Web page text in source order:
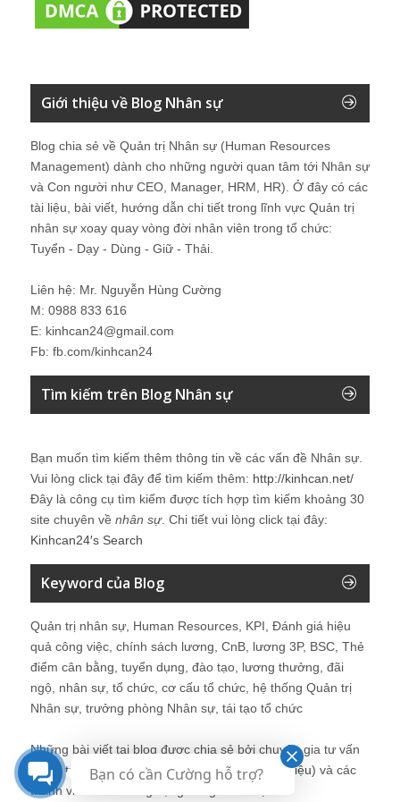
Giới thiệu về Blog Nhân sự
Blog chia sẻ về Quản trị Nhân sự (Human Resources
Management) dành cho những người quan tâm tới Nhân sự
và Con người như CEO, Manager, HRM, HR). Ở đây có các
tài liệu, bài viết, hướng dẫn chi tiết trong lĩnh vực Quản trị
nhân sự xoay quay vòng đời nhân viên trong tổ chức:
Tuyển - Dạy - Dùng - Giữ - Thải.
Liên hệ: Mr. Nguyễn Hùng Cường
M: 0988 833 616
E: kinhcan24@gmail.com
Fb: fb.com/kinhcan24
Tìm kiếm trên Blog Nhân sự
Bạn muốn tìm kiếm thêm thông tin về các vấn đề Nhân sự
Vui lòng click tại đây để tìm kiếm thêm: http://kinhcan.net/
Đây là công cụ tìm kiếm được tích hợp tìm kiếm khoảng 30
site chuyên về nhân sự. Chi tiết vui lòng click tại đây:
Kinhcan24′s Search
Keyword của Blog
Quản trị nhân sự, Human Resources, KPI, Đánh giá hiệu
quả công việc, chính sách lương, CnB, lương 3P, BSC, Thẻ
điểm cân bằng, tuyển dụng, đào tạo, lương thưởng, đãi
ngộ, nhân sự, tổ chức, cơ cấu tổ chức, hệ thống Quản trị
Nhân sự, trưởng phòng Nhân sự, tái tạo tổ chức
Những bài viết tại blog được chia sẻ bởi chuyên gia tư vấn
Quản trị Nhân sự Nguyễn Hùng Cường (giới thiệu) và các
thành viên khác trong cộng đồng Nhân sự.
Bạn có cần Cường hỗ trợ?